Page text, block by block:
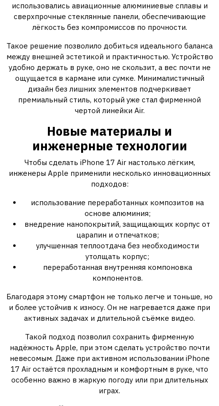
использовались авиационные алюминиевые сплавы и
сверхпрочные стеклянные панели, обеспечивающие
лёгкость без компромиссов по прочности.
Такое решение позволило добиться идеального баланса
между внешней эстетикой и практичностью. Устройство
удобно держать в руке, оно не скользит, а вес почти не
ощущается в кармане или сумке. Минималистичный
дизайн без лишних элементов подчеркивает
премиальный стиль, который уже стал фирменной
чертой линейки Air.
Новые материалы и
инженерные технологии
Чтобы сделать iPhone 17 Air настолько лёгким,
инженеры Apple применили несколько инновационных
подходов:
использование переработанных композитов на
основе алюминия;
внедрение нанопокрытий, защищающих корпус от
царапин и отпечатков;
улучшенная теплоотдача без необходимости
утолщать корпус;
переработанная внутренняя компоновка
компонентов.
Благодаря этому смартфон не только легче и тоньше, но
и более устойчив к износу. Он не нагревается даже при
активных задачах и длительной съёмке видео.
Такой подход позволил сохранить фирменную
надёжность Apple, при этом сделать устройство почти
невесомым. Даже при активном использовании iPhone
17 Air остаётся прохладным и комфортным в руке, что
особенно важно в жаркую погоду или при длительных
играх.